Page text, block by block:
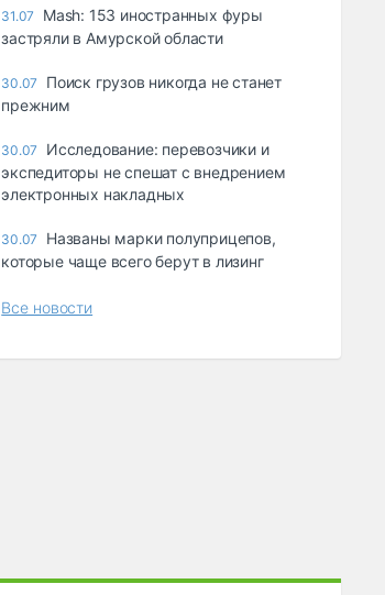
31.07
Mash: 153 иностранных фуры
застряли в Амурской области
30.07
Поиск грузов никогда не станет
прежним
30.07
Исследование: перевозчики и
экспедиторы не спешат с внедрением
электронных накладных
30.07
Названы марки полуприцепов,
которые чаще всего берут в лизинг
Все новости